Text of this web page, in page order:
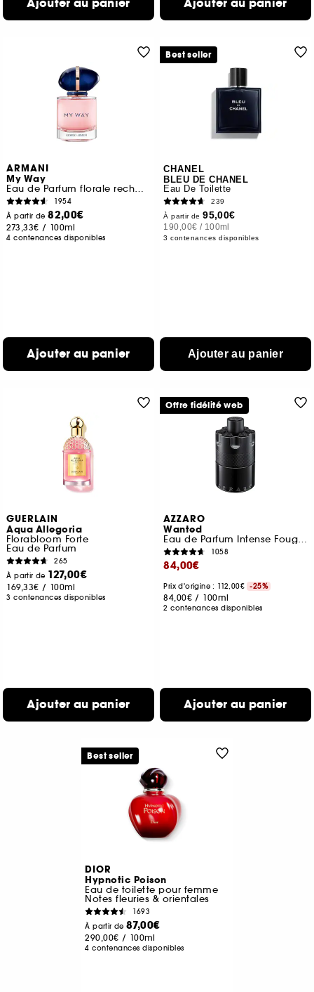
ARMANI
My Way
Eau de Parfum florale rechargeable pour femme
1954
À partir de82,00€
273,33€ / 100ml
4 contenances disponibles
Ajouter au panier
CHANEL
BLEU DE CHANEL
Eau De Toilette
239
À partir de95,00€
190,00€ / 100ml
3 contenances disponibles
Ajouter au panier
Best seller
GUERLAIN
Aqua Allegoria
Florabloom Forte
Eau de Parfum
265
À partir de 127,00€
169,33€ / 100ml
3 contenances disponibles
Ajouter au panier
AZZARO
Wanted
Eau de Parfum Intense Fougère Orientale
1058
84,00€
Prix d'origine : 112,00€ -25%
84,00€ / 100ml
2 contenances disponibles
Ajouter au panier
Offre fidélité web
DIOR
Hypnotic Poison
Eau de toilette pour femme
Notes fleuries & orientales
1693
À partir de87,00€
290,00€ / 100ml
4 contenances disponibles
Best seller